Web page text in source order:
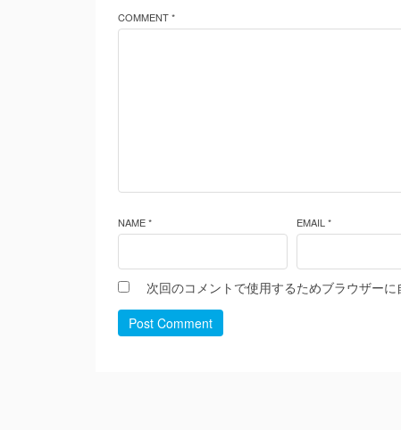
COMMENT *
NAME * EMAIL *
次回のコメントで使用するためブラウザー
Post Comment